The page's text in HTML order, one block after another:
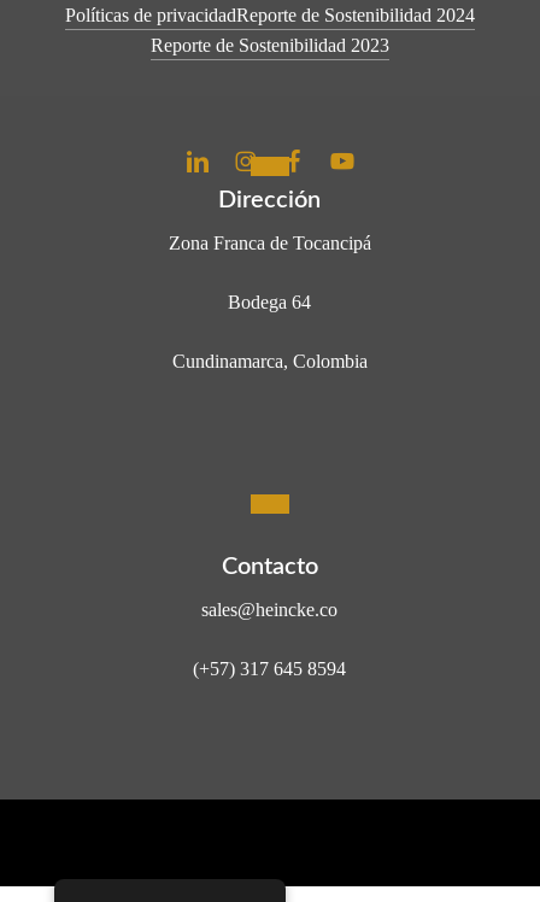
Políticas de privacidadReporte de Sostenibilidad 2024
Reporte de Sostenibilidad 2023
Dirección
Zona Franca de Tocancipá
Bodega 64
Cundinamarca, Colombia
Contacto
sales@heincke.co
(+57) 317 645 8594